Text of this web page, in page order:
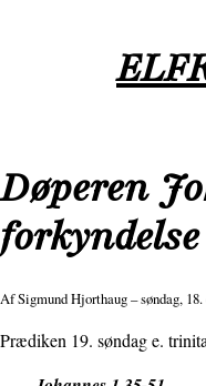
Døperen
forkyndelse
AfSigmund Hjorthaug– søndag,
Prædiken 19. søndag e.